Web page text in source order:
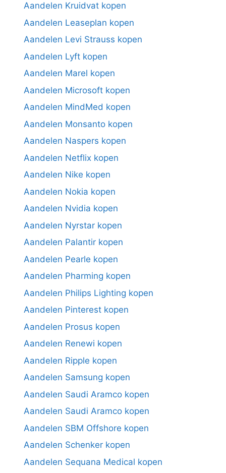
Aandelen Kruidvat kopen
Aandelen Leaseplan kopen
Aandelen Levi Strauss kopen
Aandelen Lyft kopen
Aandelen Marel kopen
Aandelen Microsoft kopen
Aandelen MindMed kopen
Aandelen Monsanto kopen
Aandelen Naspers kopen
Aandelen Netflix kopen
Aandelen Nike kopen
Aandelen Nokia kopen
Aandelen Nvidia kopen
Aandelen Nyrstar kopen
Aandelen Palantir kopen
Aandelen Pearle kopen
Aandelen Pharming kopen
Aandelen Philips Lighting kopen
Aandelen Pinterest kopen
Aandelen Prosus kopen
Aandelen Renewi kopen
Aandelen Ripple kopen
Aandelen Samsung kopen
Aandelen Saudi Aramco kopen
Aandelen Saudi Aramco kopen
Aandelen SBM Offshore kopen
Aandelen Schenker kopen
Aandelen Sequana Medical kopen